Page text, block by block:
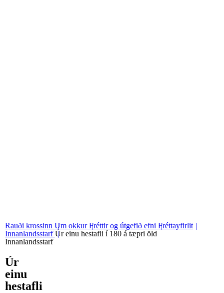
Rauði krossinn Um okkurFréttir og útgefið efni Fréttayfirlit
InnanlandsstarfÚr einu hestafli í 180 á tæpri öld
Innanlandsstarf
Úr
einu
hestafli